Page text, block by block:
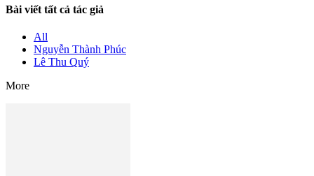
Bài viết tất cả tác giả
All
Nguyễn Thành Phúc
Lê Thu Quý
More